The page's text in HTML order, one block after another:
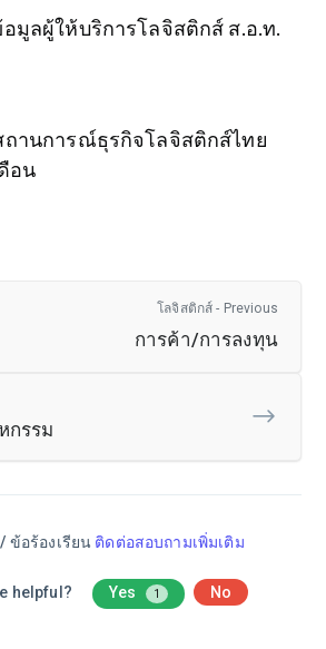
มูลผู้ให้บริการโลจิสติกส์ ส.อ.ท.
ถานการณ์ธุรกิจโลจิสติกส์ไทย
อน
โลจิสติกส์ - Previous
การค้า/การลงทุน
กรรม
ข้อร้องเรียน ติดต่อสอบถามเพิ่มเติม
helpful? Yes 1 No